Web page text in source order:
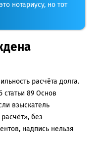
нотариусу, но тот
расчёта долга.
статьи 89 Основ
взыскатель
без
надпись нельзя